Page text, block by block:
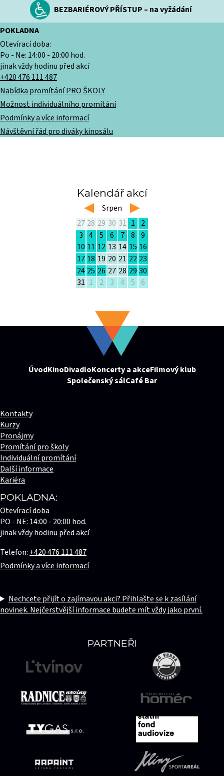
BEZBARIÉROVÝ PŘÍSTUP – na vyžádání
POKLADNA
Otevírací doba:
Po - Ne: 14:00 - 20:00 hod.
jinak vždy hodinu před akcí
+420 476 111 487
Nabídka promítání PRO ŠKOLY
Možnost individuálního promítání
Podmínky a více informací
Návštěvní řád pro diváky kinosálu
Kalendář akcí
left Srpen right
27 28 29 30 31 1
2
3
4 5 6 7 8
9
10 11 12 13 14 15 16
17 18 19 20 21 22 23
24 25 26 27 28 29 30
31 1 2 3 4 5 6
ÚvodKinoDivadloKoncerty a akceFilmový klub
Společenský sálCafé Bar
PARTNEŘI
Kontakty
Kurzy
Pronájmy
Promítání pro školy
Individuální promítání
Další informace
Kariéra
POKLADNA:
Otevírací doba
PO - NE: 14:00 - 20:00 hod.
jinak vždy hodinu před akcí
Telefon: +420 476 111 487
Podmínky a více informací
Nechcete přijít o zajímavou akci? Přihlašte se k zasílání
novinek. Nejčerstvější informace budete mít vždy jako první.